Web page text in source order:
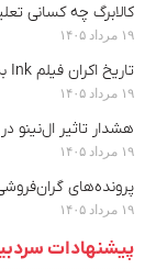
کالابرگ چه کسانی
۱۹ مرداد ۱۴۰۵
تاریخ اکران فیلم Ink به همراه نخستین تصویر از گای پیرس منتشر شد
۱۹ مرداد ۱۴۰۵
هشدار تاثیر
۱۹ مرداد ۱۴۰۵
پرونده‌های
۱۹ مرداد ۱۴۰۵
پیشنهادات